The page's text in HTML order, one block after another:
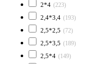
2*4 (223)
2,4*3,4 (193)
2,5*2,5 (72)
2,5*3,5 (189)
2,5*4 (149)